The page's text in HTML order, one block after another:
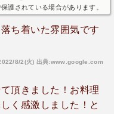
護されている場合があります。
ち着いた雰囲気です
8/2(火) 出典:www.google.com
頂きました！お料理
く感激しました！と